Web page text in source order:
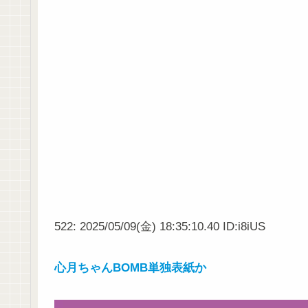
522: 2025/05/09(金) 18:35:10.40 ID:i8iUS
心月ちゃんBOMB単独表紙か